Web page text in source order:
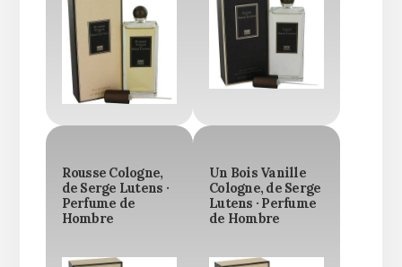
Rousse Cologne,
de Serge Lutens ·
Perfume de
Hombre
Un Bois Vanille
Cologne, de Serge
Lutens · Perfume
de Hombre